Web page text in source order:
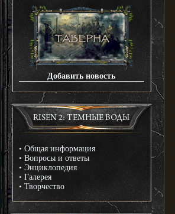
Добавить новость
RISEN 2: ТЕМНЫЕ ВОДЫ
• Общая информация
• Вопросы и ответы
• Энциклопедия
• Галерея
• Творчество